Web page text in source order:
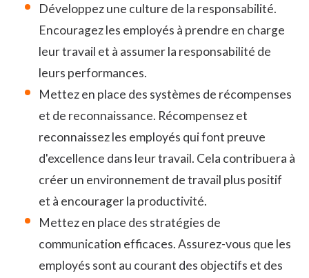
Développez une culture de la responsabilité.
Encouragez les employés à prendre en charge
leur travail et à assumer la responsabilité de
leurs performances.
Mettez en place des systèmes de récompenses
et de reconnaissance. Récompensez et
reconnaissez les employés qui font preuve
d'excellence dans leur travail. Cela contribuera à
créer un environnement de travail plus positif
et à encourager la productivité.
Mettez en place des stratégies de
communication efficaces. Assurez-vous que les
employés sont au courant des objectifs et des